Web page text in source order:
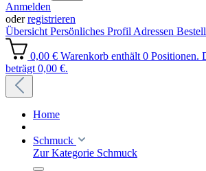
Anmelden
oderregistrieren
Übersicht Persönliches Profil Adressen
0,00 € Warenkorb enthält 0 Positionen.
beträgt 0,00 €.
Home
Schmuck
Zur Kategorie Schmuck